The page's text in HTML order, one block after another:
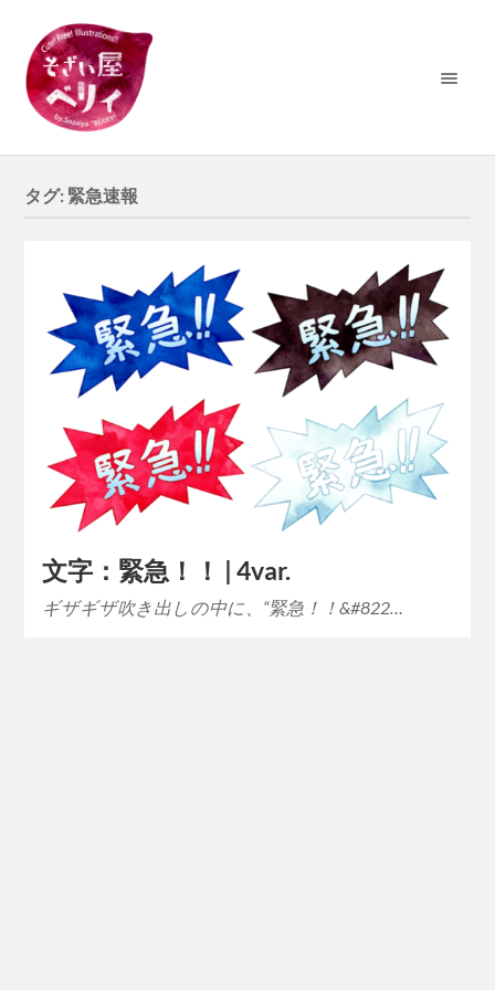
タグ: 緊急速報
文字：緊急！！ | 4var.
ギザギザ吹き出しの中に、“緊急！！&#822…